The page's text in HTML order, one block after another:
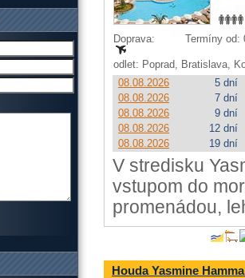
Doprava: Termíny od:
odlet: Poprad, Bratislava,
08.08.2026
5 dní
08.08.2026
7 dní
08.08.2026
9 dní
08.08.2026
12 dní
08.08.2026
19 dní
V stredisku
vstupom do
promenádou,
Houda Yasmine